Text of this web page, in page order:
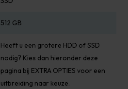
512 GB
Heeft u een grotere HDD of SSD
nodig? Kies dan hieronder deze
pagina bij EXTRA OPTIES voor een
uitbreiding naar keuze.